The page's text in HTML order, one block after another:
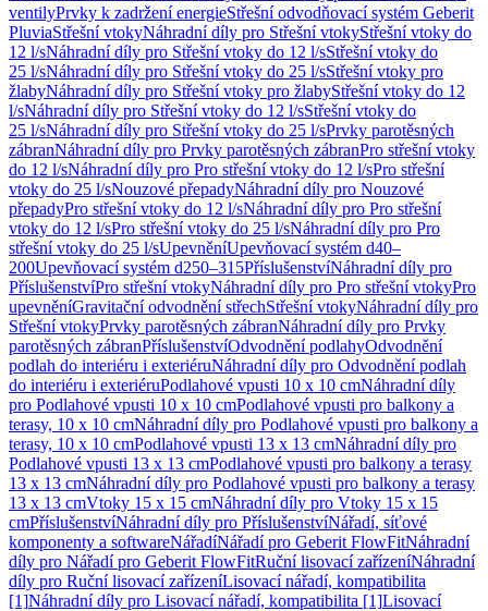
ventilyPrvky k zadržení energieStřešní odvodňovací systém Geberit
PluviaStřešní vtokyNáhradní díly pro Střešní vtokyStřešní vtoky do
12 l/sNáhradní díly pro Střešní vtoky do 12 l/sStřešní vtoky do
25 l/sNáhradní díly pro Střešní vtoky do 25 l/sStřešní vtoky pro
žlabyNáhradní díly pro Střešní vtoky pro žlabyStřešní vtoky do 12
l/sNáhradní díly pro Střešní vtoky do 12 l/sStřešní vtoky do
25 l/sNáhradní díly pro Střešní vtoky do 25 l/sPrvky parotěsných
zábranNáhradní díly pro Prvky parotěsných zábranPro střešní vtoky
do 12 l/sNáhradní díly pro Pro střešní vtoky do 12 l/sPro střešní
vtoky do 25 l/sNouzové přepadyNáhradní díly pro Nouzové
přepadyPro střešní vtoky do 12 l/sNáhradní díly pro Pro střešní
vtoky do 12 l/sPro střešní vtoky do 25 l/sNáhradní díly pro Pro
střešní vtoky do 25 l/sUpevněníUpevňovací systém d40–
200Upevňovací systém d250–315PříslušenstvíNáhradní díly pro
PříslušenstvíPro střešní vtokyNáhradní díly pro Pro střešní vtokyPro
upevněníGravitační odvodnění střechStřešní vtokyNáhradní díly pro
Střešní vtokyPrvky parotěsných zábranNáhradní díly pro Prvky
parotěsných zábranPříslušenstvíOdvodnění podlahyOdvodnění
podlah do interiéru i exteriéruNáhradní díly pro Odvodnění podlah
do interiéru i exteriéruPodlahové vpusti 10 x 10 cmNáhradní díly
pro Podlahové vpusti 10 x 10 cmPodlahové vpusti pro balkony a
terasy, 10 x 10 cmNáhradní díly pro Podlahové vpusti pro balkony a
terasy, 10 x 10 cmPodlahové vpusti 13 x 13 cmNáhradní díly pro
Podlahové vpusti 13 x 13 cmPodlahové vpusti pro balkony a terasy
13 x 13 cmNáhradní díly pro Podlahové vpusti pro balkony a terasy
13 x 13 cmVtoky 15 x 15 cmNáhradní díly pro Vtoky 15 x 15
cmPříslušenstvíNáhradní díly pro PříslušenstvíNářadí, síťové
komponenty a softwareNářadíNářadí pro Geberit FlowFitNáhradní
díly pro Nářadí pro Geberit FlowFitRuční lisovací zařízeníNáhradní
díly pro Ruční lisovací zařízeníLisovací nářadí, kompatibilita
[1]Náhradní díly pro Lisovací nářadí, kompatibilita [1]Lisovací